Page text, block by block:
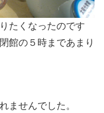
たくなったのです
館の５時まであまり
ませんでした。